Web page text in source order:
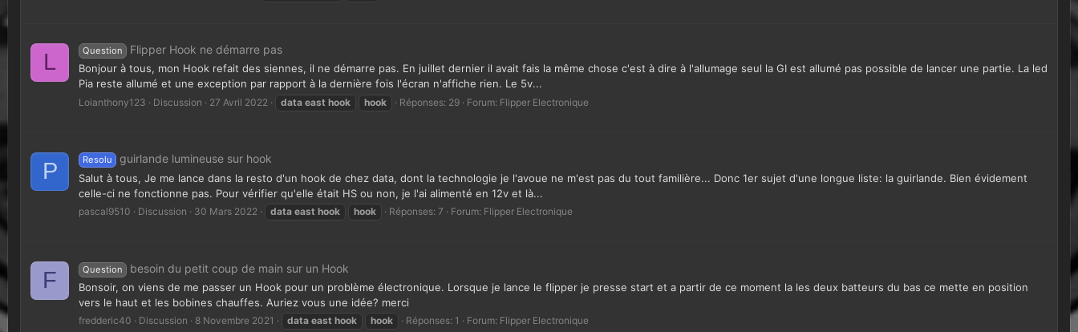
L Question Flipper Hook ne démarre pas
Bonjour à tous, mon Hook refait des siennes, il ne démarre pas. En juillet dernier il avait fais la même chose c'est à dire à l'allumage seul la GI est allumé pas possible de lancer une partie. La led
Pia reste allumé et une exception par rapport à la dernière fois l'écran n'affiche rien. Le 5v...
Loianthony123 Discussion 27 Avril 2022 data east hook hook Réponses: 29 Forum: Flipper Electronique
P Resolu guirlande lumineuse sur hook
Salut à tous, Je me lance dans la resto d'un hook de chez data, dont la technologie je l'avoue ne m'est pas du tout familière... Donc 1er sujet d'une longue liste: la guirlande. Bien évidement
celle-ci ne fonctionne pas. Pour vérifier qu'elle était HS ou non, je l'ai alimenté en 12v et là...
pascal9510 Discussion 30 Mars 2022 data east hook hook Réponses: 7 Forum: Flipper Electronique
F Question besoin du petit coup de main sur un Hook
Bonsoir, on viens de me passer un Hook pour un problème électronique. Lorsque je lance le flipper je presse start et a partir de ce moment la les deux batteurs du bas ce mette en position
vers le haut et les bobines chauffes. Auriez vous une idée? merci
fredderic40 Discussion 8 Novembre 2021 data east hook hook Réponses: 1 Forum: Flipper Electronique